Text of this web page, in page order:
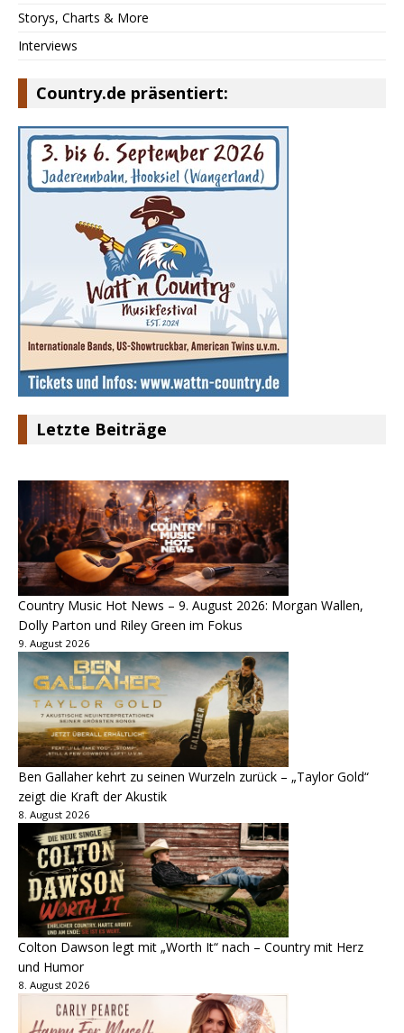
Storys, Charts & More
Interviews
Country.de präsentiert:
Letzte Beiträge
Country Music Hot News – 9. August 2026: Morgan Wallen,
Dolly Parton und Riley Green im Fokus
9. August 2026
Ben Gallaher kehrt zu seinen Wurzeln zurück – „Taylor Gold“
zeigt die Kraft der Akustik
8. August 2026
Colton Dawson legt mit „Worth It“ nach – Country mit Herz
und Humor
8. August 2026